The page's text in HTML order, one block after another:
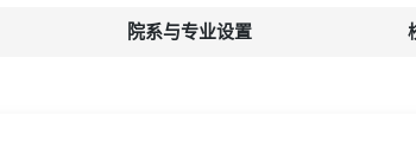
院系与专业设置